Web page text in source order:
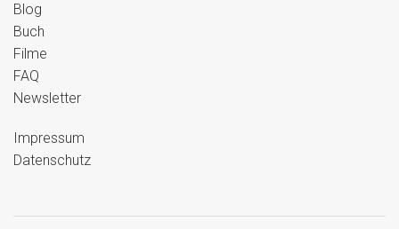
Blog
Buch
Filme
FAQ
Newsletter
Impressum
Datenschutz